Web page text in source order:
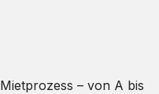
– von A bis